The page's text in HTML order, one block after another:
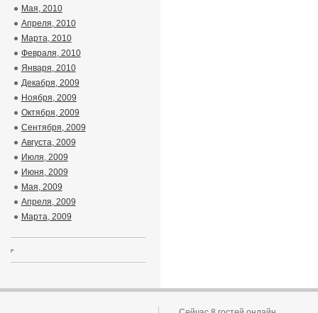
Мая, 2010
Апреля, 2010
Марта, 2010
Февраля, 2010
Января, 2010
Декабря, 2009
Ноября, 2009
Октября, 2009
Сентября, 2009
Августа, 2009
Июля, 2009
Июня, 2009
Мая, 2009
Апреля, 2009
Марта, 2009